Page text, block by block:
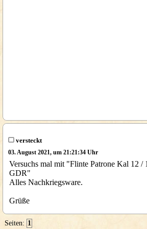
versteckt
03. August 2021, um 21:21:34 Uhr
Versuchs mal mit "Flinte Patrone Kal 12 /
GDR"
Alles Nachkriegsware.
Grüße
Seiten: 1